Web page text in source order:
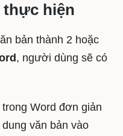
thực hiện
bản thành 2 hoặc
, người dùng sẽ có
Word đơn giản
văn bản vào